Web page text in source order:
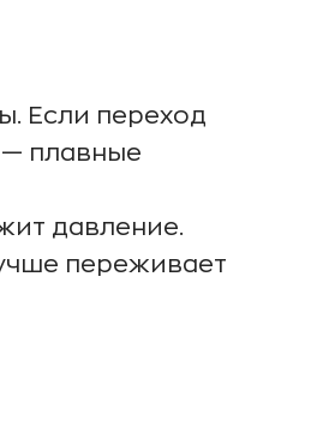
Если переход
— плавные
давление.
переживает